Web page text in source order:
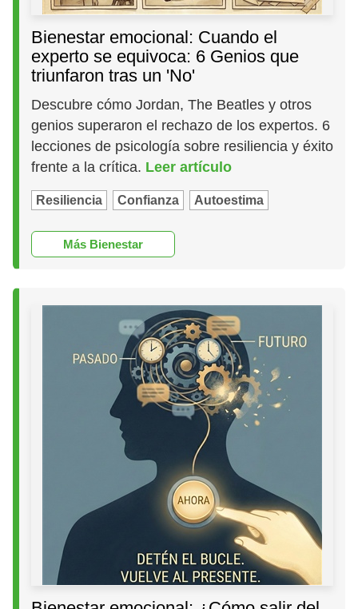
Bienestar emocional: Cuando el
experto se equivoca: 6 Genios que
triunfaron tras un 'No'
Descubre cómo Jordan, The Beatles y otros
genios superaron el rechazo de los expertos. 6
lecciones de psicología sobre resiliencia y éxito
frente a la crítica. Leer artículo
Resiliencia Confianza Autoestima
Más Bienestar